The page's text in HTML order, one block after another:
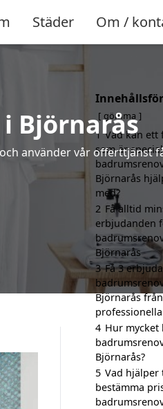
Städer Om /
Björnarås
använder vår offerttjänst
gömma
1 Vad kan ett
som är
Björnarås
med?
2 Få alltid
erbjudanden
Björnarås
3 Få 3
Björnarås från
4 Hur mycket
Björnarås?
5 Vad hjälper
bestämma